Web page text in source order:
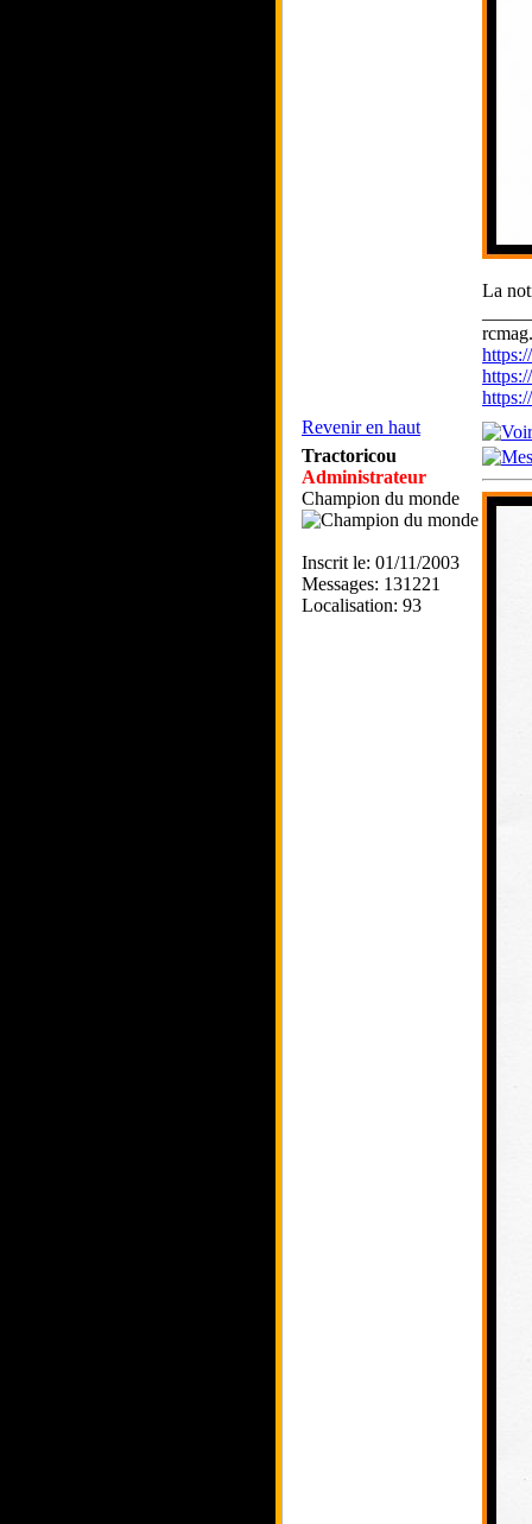
La
Revenir en haut
Tractoricou
Administrateur
Champion du monde
Inscrit le: 01/11/2003
Messages: 131221
Localisation: 93